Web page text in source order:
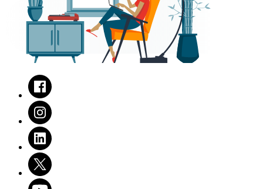
Facebook
Instagram
LinkedIn
Twitter
Youtube